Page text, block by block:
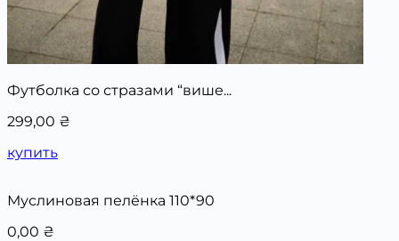
Футболка со стразами “више...
299,00 ₴
купить
Муслиновая пелёнка 110*90
0,00 ₴